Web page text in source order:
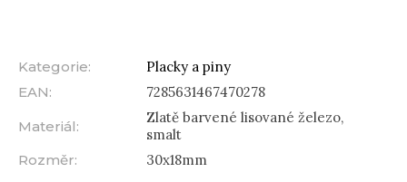
Kategorie:
Placky a piny
EAN:
7285631467470278
Materiál:
Zlatě barvené lisované železo,
smalt
Rozměr: 30x18mm